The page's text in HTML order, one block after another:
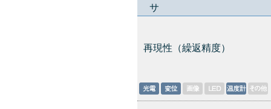
サ
再現性（繰返精度）